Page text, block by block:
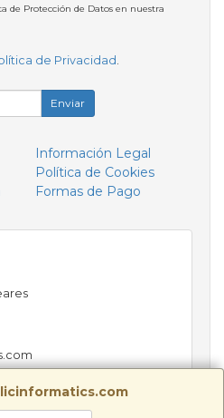
de Protección de Datos en nuestra
de Privacidad .
Enviar
Información Legal
Política de Cookies
Formas de Pago